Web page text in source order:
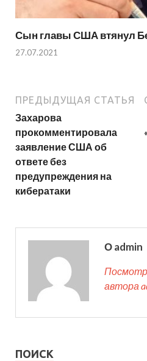
Сын главы США втянул
27.07.2021
ПРЕДЫДУЩАЯ СТАТЬЯ
Захарова
прокомментировала
заявление США об
ответе без
предупреждения на
кибератаки
О admin
автора
ПОИСК